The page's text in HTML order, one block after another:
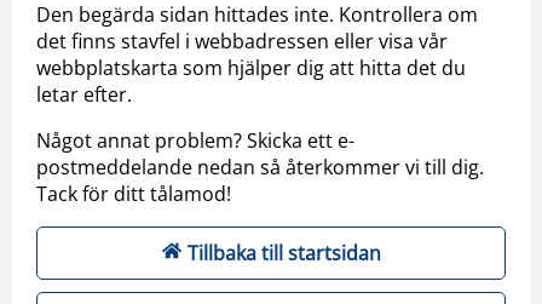
Den begärda sidan hittades inte. Kontrollera om
det finns stavfel i webbadressen eller visa vår
webbplatskarta som hjälper dig att hitta det du
letar efter.
Något annat problem? Skicka ett e-
postmeddelande nedan så återkommer vi till dig.
Tack för ditt tålamod!
Tillbaka till startsidan